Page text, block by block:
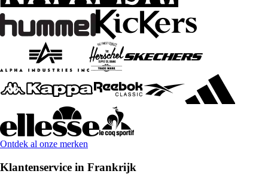
Ontdek al onze merken
Klantenservice in Frankrijk